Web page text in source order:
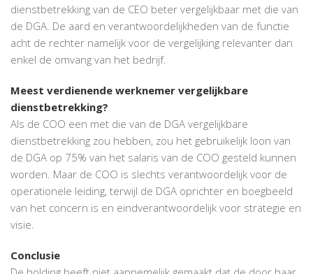
dienstbetrekking van de CEO beter vergelijkbaar met die van
de DGA. De aard en verantwoordelijkheden van de functie
acht de rechter namelijk voor de vergelijking relevanter dan
enkel de omvang van het bedrijf.
Meest verdienende werknemer vergelijkbare
dienstbetrekking?
Als de COO een met die van de DGA vergelijkbare
dienstbetrekking zou hebben, zou het gebruikelijk loon van
de DGA op 75% van het salaris van de COO gesteld kunnen
worden. Maar de COO is slechts verantwoordelijk voor de
operationele leiding, terwijl de DGA oprichter en boegbeeld
van het concern is en eindverantwoordelijk voor strategie en
visie.
Conclusie